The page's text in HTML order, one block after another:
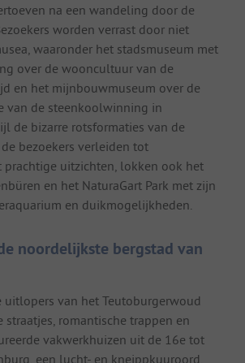
na een wandeling door de
worden verrast door niet
waaronder het stadsmuseum met
over de wooncultuur van de
en het mijnbouwmuseum over de
van de steenkoolwinning in
de bizarre rotsformaties van de
bezoekers verleiden tot
uitzichten, lokken ook het
en het NaturaGart Park met zijn
en duikmogelijkheden.
noordelijkste bergstad van
uitlopers van het Teutoburgerwoud
straatjes, romantische trappen en
vakwerkhuizen uit de 16e tot
een lucht- en kneippkuuroord,